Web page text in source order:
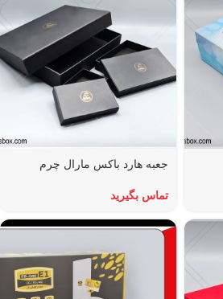
جعبه هارد باکس مارال چرم
تماس بگیرید